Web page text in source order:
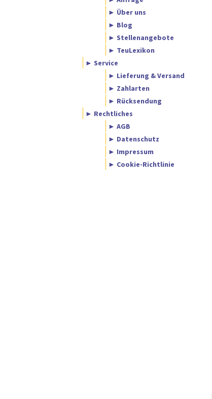
► Über uns
► Blog
► Stellenangebote
► TeuLexikon
► Service
► Lieferung & Versand
► Zahlarten
► Rücksendung
► Rechtliches
► AGB
► Datenschutz
► Impressum
► Cookie-Richtlinie